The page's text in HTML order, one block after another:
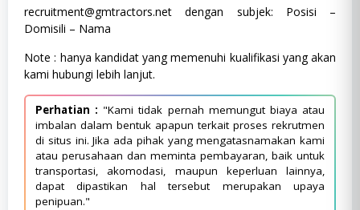
recruitment@gmtractors.net dengan subjek: Posisi –
Domisili – Nama
Note : hanya kandidat yang memenuhi kualifikasi yang akan
kami hubungi lebih lanjut.
Perhatian : "Kami tidak pernah memungut biaya atau
imbalan dalam bentuk apapun terkait proses rekrutmen
di situs ini. Jika ada pihak yang mengatasnamakan kami
atau perusahaan dan meminta pembayaran, baik untuk
transportasi, akomodasi, maupun keperluan lainnya,
dapat dipastikan hal tersebut merupakan upaya
penipuan."